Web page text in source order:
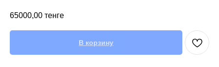
65000,00 тенге
В корзину